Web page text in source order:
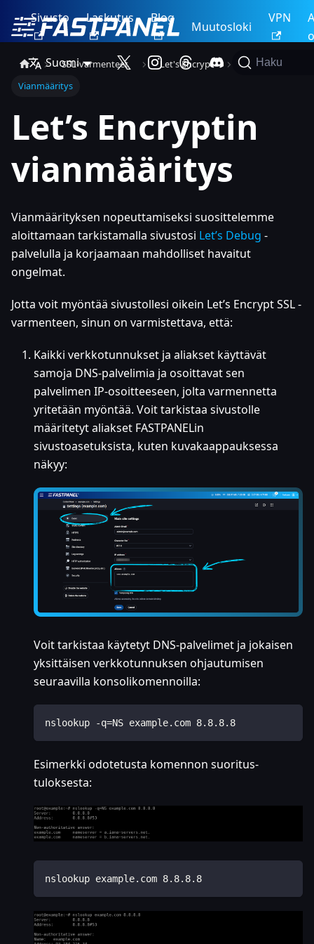
Sivusto Laskutus Blog
Muutosloki
VPN
Suomi
Haku
SSL-varmenteet
Let's Encrypt
Vianmääritys
Let’s Encryptin
vianmääritys
Vianmäärityksen nopeuttamiseksi suosittelemme
aloittamaan tarkistamalla sivustosi Let’s Debug -
palvelulla ja korjaamaan mahdolliset havaitut
ongelmat.
Jotta voit myöntää sivustollesi oikein Let’s Encrypt SSL -
varmenteen, sinun on varmistettava, että:
Kaikki verkkotunnukset ja aliakset käyttävät
samoja DNS-palvelimia ja osoittavat sen
palvelimen IP-osoitteeseen, jolta varmennetta
yritetään myöntää. Voit tarkistaa sivustolle
määritetyt aliakset FASTPANELin
sivustoasetuksista, kuten kuvakaappauksessa
näkyy:
Voit tarkistaa käytetyt DNS-palvelimet ja jokaisen
yksittäisen verkkotunnuksen ohjautumisen
seuraavilla konsolikomennoilla:
nslookup -q=NS example.com 8.8.8.8
Esimerkki odotetusta komennon suoritus­
tuloksesta:
nslookup example.com 8.8.8.8